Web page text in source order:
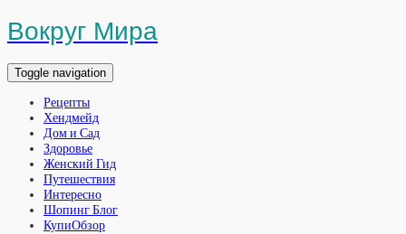
Вокруг Мира
Toggle navigation
Рецепты
Хендмейд
Дом и Сад
Здоровье
Женский Гид
Путешествия
Интересно
Шопинг Блог
КупиОбзор